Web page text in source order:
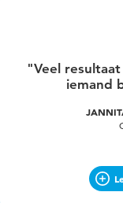
"Veel
iemand